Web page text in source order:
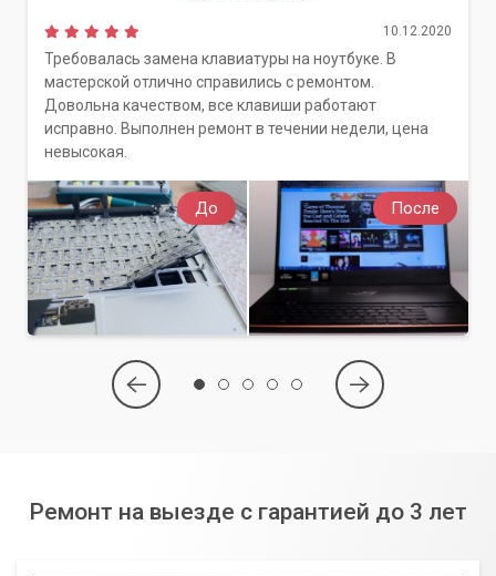
До После
10.12.2020
Требовалась замена клавиатуры на ноутбуке. В
мастерской отлично справились с ремонтом.
Довольна качеством, все клавиши работают
исправно. Выполнен ремонт в течении недели, цена
невысокая.
Ремонт на выезде с гарантией до 3 лет